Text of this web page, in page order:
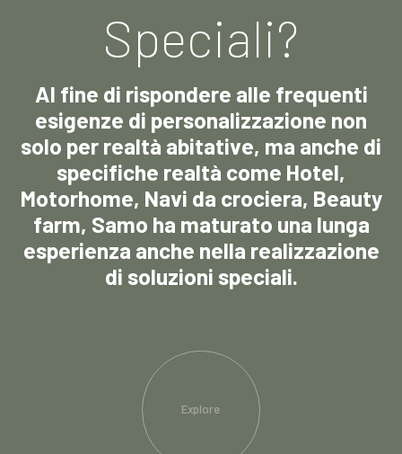
Speciali?
Al fine di rispondere alle frequenti
esigenze di personalizzazione non
solo per realtà abitative, ma anche di
specifiche realtà come Hotel,
Motorhome, Navi da crociera, Beauty
farm, Samo ha maturato una lunga
esperienza anche nella realizzazione
di soluzioni speciali.
Explore